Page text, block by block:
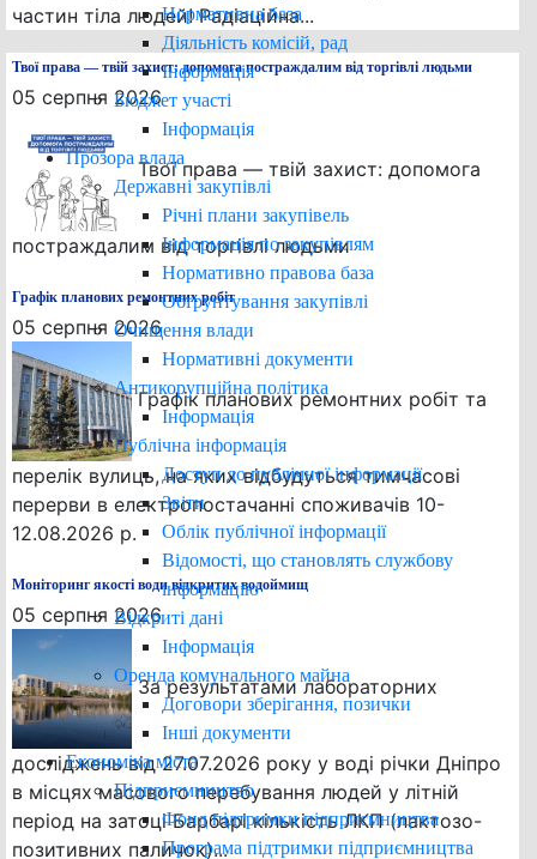
Нормативна база
Діяльність комісій, рад
Інформація
Бюджет участі
Інформація
Прозора влада
Державні закупівлі
Річні плани закупівель
Інформація по закупівлям
Нормативно правова база
Обґрунтування закупівлі
Очищення влади
Нормативні документи
Антикорупційна політика
Інформація
Публічна інформація
Доступ до публічної інформації
Звіти
Облік публічної інформації
Відомості, що становлять службову
інформацію
Відкриті дані
Інформація
Оренда комунального майна
Договори зберігання, позички
Інші документи
Економіка міста
Підприємництво
Фонд підтримки підприємництва
Програма підтримки підприємництва
частин тіла людей! Радіаційна...
Твої права — твій захист: допомога постраждалим від торгівлі людьми
05 серпня 2026
Твої права — твій захист: допомога
постраждалим від торгівлі людьми
Графік планових ремонтних робіт
05 серпня 2026
Графік планових ремонтних робіт та
перелік вулиць, на яких відбудуться тимчасові
перерви в електропостачанні споживачів 10-
12.08.2026 р.
Моніторинг якості води відкритих водоймищ
05 серпня 2026
За результатами лабораторних
досліджень від 27.07.2026 року у воді річки Дніпро
в місцях масового перебування людей у літній
період на затоці Барбарі кількість ЛКП (лактозо-
позитивних паличок)...